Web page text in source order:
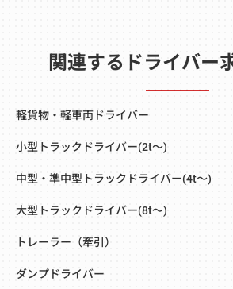
関連するドライバー
軽貨物・軽車両ドライバー
小型トラックドライバー(2t～)
中型・準中型トラックドライバー(4t～)
大型トラックドライバー(8t～)
トレーラー（牽引）
ダンプドライバー